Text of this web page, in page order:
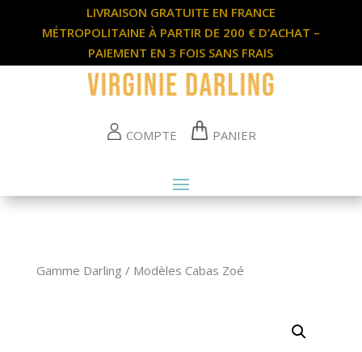
LIVRAISON GRATUITE EN FRANCE
MÉTROPOLITAINE À PARTIR DE 200 € D’ACHAT –
PAIEMENT EN 3 FOIS SANS FRAIS
COMPTE PANIER
Gamme Darling / Modèles Cabas Zoé